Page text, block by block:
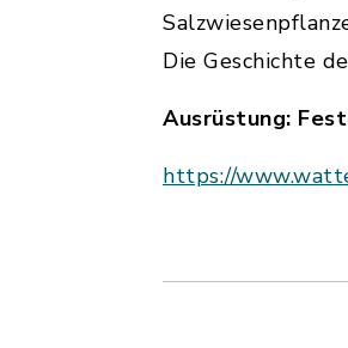
Die Geschichte
Ausrüstung:
https://